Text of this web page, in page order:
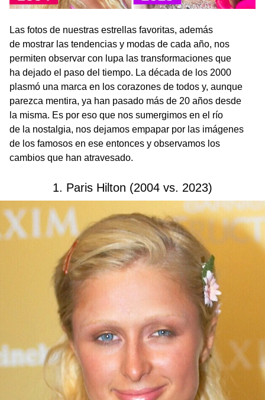
Las fotos de nuestras estrellas favoritas, además
de mostrar las tendencias y modas de cada año, nos
permiten observar con lupa las transformaciones que
ha dejado el paso del tiempo. La década de los 2000
plasmó una marca en los corazones de todos y, aunque
parezca mentira, ya han pasado más de 20 años desde
la misma. Es por eso que nos sumergimos en el río
de la nostalgia, nos dejamos empapar por las imágenes
de los famosos en ese entonces y observamos los
cambios que han atravesado.
1. Paris Hilton (2004 vs. 2023)